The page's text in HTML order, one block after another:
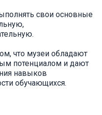
свои основные
что музеи обладают
потенциалом и дают
навыков
обучающихся.